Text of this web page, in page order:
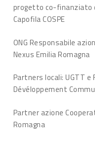
progetto co-finanziato
Capofila COSPE
ONG Responsabile
Nexus Emilia Romagna
Partners locali: UGTT
Dévéloppement
Partner azione
Romagna